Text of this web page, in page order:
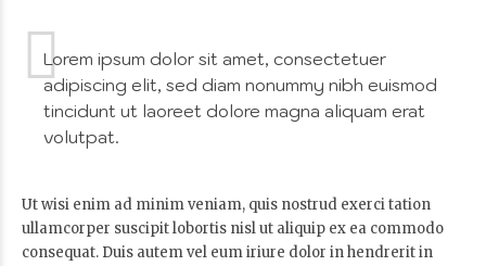
Lorem ipsum dolor sit amet, consectetuer
adipiscing elit, sed diam nonummy nibh euismod
tincidunt ut laoreet dolore magna aliquam erat
volutpat.
Ut wisi enim ad minim veniam, quis nostrud exerci tation
ullamcorper suscipit lobortis nisl ut aliquip ex ea commodo
consequat. Duis autem vel eum iriure dolor in hendrerit in